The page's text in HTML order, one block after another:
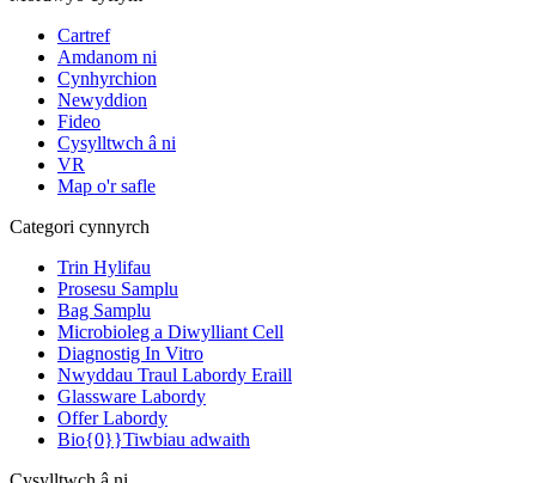
Cartref
Amdanom ni
Cynhyrchion
Newyddion
Fideo
Cysylltwch â ni
VR
Map o'r safle
Categori cynnyrch
Trin Hylifau
Prosesu Samplu
Bag Samplu
Microbioleg a Diwylliant Cell
Diagnostig In Vitro
Nwyddau Traul Labordy Eraill
Glassware Labordy
Offer Labordy
Bio{0}}Tiwbiau adwaith